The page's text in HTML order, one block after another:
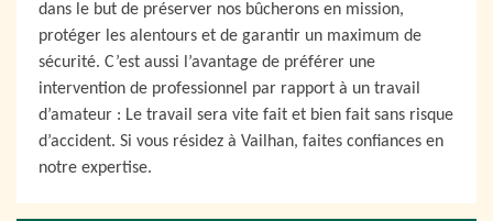
dans le but de préserver nos bûcherons en mission,
protéger les alentours et de garantir un maximum de
sécurité. C’est aussi l’avantage de préférer une
intervention de professionnel par rapport à un travail
d’amateur : Le travail sera vite fait et bien fait sans risque
d’accident. Si vous résidez à Vailhan, faites confiances en
notre expertise.